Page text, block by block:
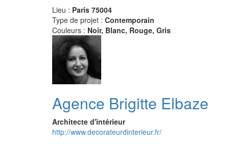
Lieu : Paris 75004
Type de projet : Contemporain
Couleurs : Noir, Blanc, Rouge, Gris
Agence Brigitte Elbaze
Architecte d'intérieur
http://www.decorateurdinterieur.fr/